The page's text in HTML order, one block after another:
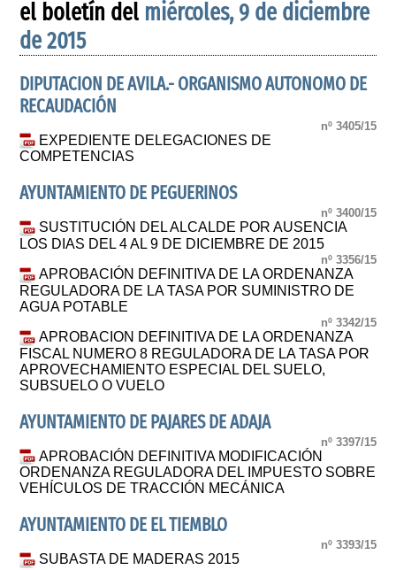
el boletín del miércoles, 9 de diciembre
de 2015
DIPUTACION DE AVILA.- ORGANISMO AUTONOMO DE
RECAUDACIÓN
nº 3405/15
EXPEDIENTE DELEGACIONES DE
COMPETENCIAS
AYUNTAMIENTO DE PEGUERINOS
nº 3400/15
SUSTITUCIÓN DEL ALCALDE POR AUSENCIA
LOS DIAS DEL 4 AL 9 DE DICIEMBRE DE 2015
nº 3356/15
APROBACIÓN DEFINITIVA DE LA ORDENANZA
REGULADORA DE LA TASA POR SUMINISTRO DE
AGUA POTABLE
nº 3342/15
APROBACION DEFINITIVA DE LA ORDENANZA
FISCAL NUMERO 8 REGULADORA DE LA TASA POR
APROVECHAMIENTO ESPECIAL DEL SUELO,
SUBSUELO O VUELO
AYUNTAMIENTO DE PAJARES DE ADAJA
nº 3397/15
APROBACIÓN DEFINITIVA MODIFICACIÓN
ORDENANZA REGULADORA DEL IMPUESTO SOBRE
VEHÍCULOS DE TRACCIÓN MECÁNICA
AYUNTAMIENTO DE EL TIEMBLO
nº 3393/15
SUBASTA DE MADERAS 2015